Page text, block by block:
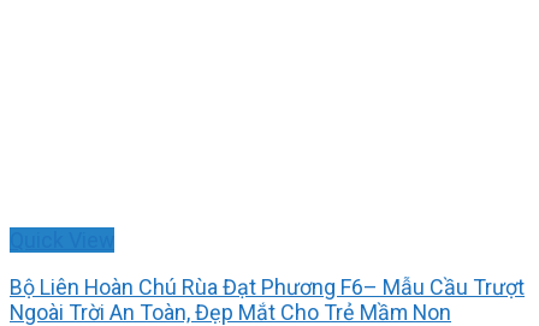
Bộ Liên Hoàn Chú Rùa Đạt Phương F6– Mẫu Cầu Trượt
Ngoài Trời An Toàn, Đẹp Mắt Cho Trẻ Mầm Non